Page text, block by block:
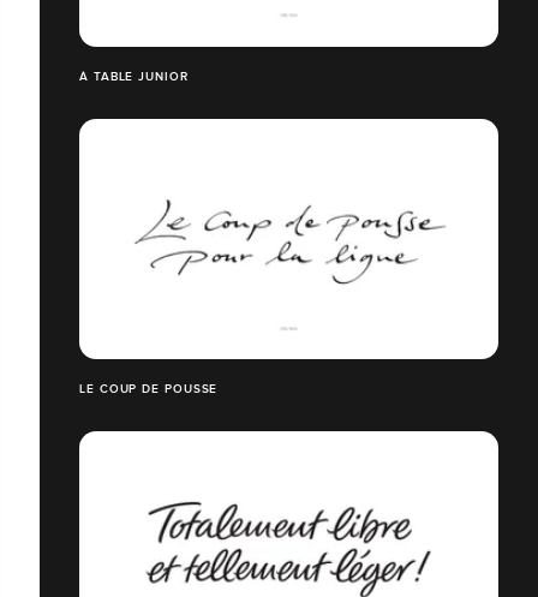
À TABLE JUNIOR
LE COUP DE POUSSE